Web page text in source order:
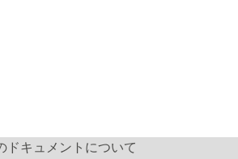
ドキュメントについて